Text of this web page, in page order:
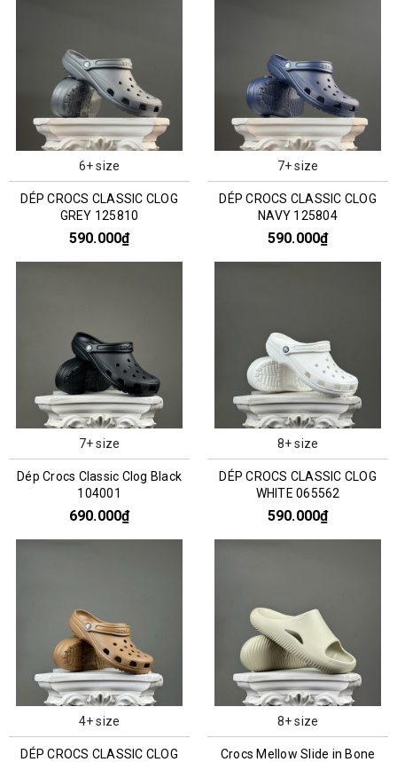
6+ size
DÉP CROCS CLASSIC CLOG
GREY 125810
590.000₫
7+ size
DÉP CROCS CLASSIC CLOG
NAVY 125804
590.000₫
7+ size
Dép Crocs Classic Clog Black
104001
690.000₫
8+ size
DÉP CROCS CLASSIC CLOG
WHITE 065562
590.000₫
4+ size
DÉP CROCS CLASSIC CLOG
8+ size
Crocs Mellow Slide in Bone